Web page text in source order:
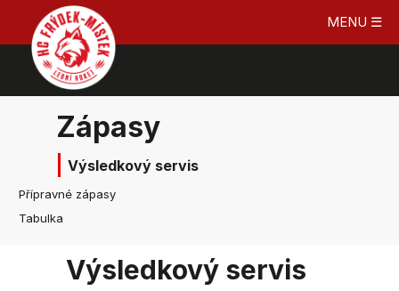
MENU ☰
Zápasy
Výsledkový servis
Přípravné zápasy
Tabulka
Výsledkový servis